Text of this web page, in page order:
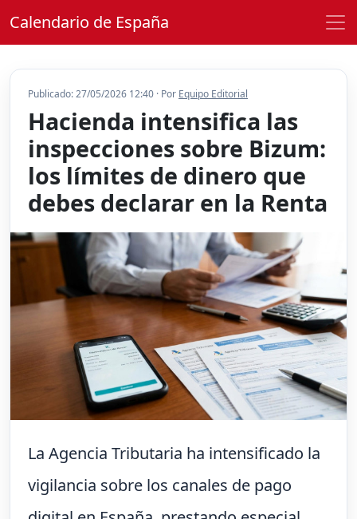
Calendario de España
Publicado: 27/05/2026 12:40 · Por Equipo Editorial
Hacienda intensifica las
inspecciones sobre Bizum:
los límites de dinero que
debes declarar en la Renta
La Agencia Tributaria ha intensificado la
vigilancia sobre los canales de pago